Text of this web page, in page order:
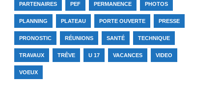
PARTENAIRES PEF PERMANENCE PHOTOS
PLANNING PLATEAU PORTE OUVERTE PRESSE
PRONOSTIC RÉUNIONS SANTÉ TECHNIQUE
TRAVAUX TRÊVE U 17 VACANCES VIDEO
VOEUX